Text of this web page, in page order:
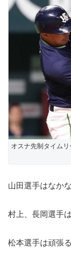
オスナ先制タイム
山田選手はなか
村上、長岡選手
松本選手は頑張